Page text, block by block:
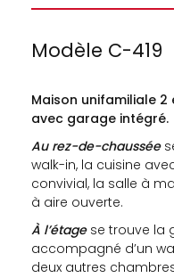
Modèle C-419
Maison unifamiliale
avec garage intégré.
Au rez-de-chaussée
walk-in, la cuisine
convivial, la salle à
à aire ouverte.
À l’étage se trouve la
accompagné d’un
deux autres